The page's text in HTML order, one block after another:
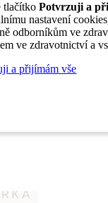
tlačítko Potvrzuji a
nastavení
odborníkům ve
ve zdravotnictví a
a přijímám vše